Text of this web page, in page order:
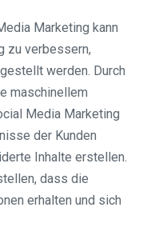
Marketing kann
zu verbessern,
werden. Durch
maschinellem
Media Marketing
der Kunden
Inhalte erstellen.
dass die
erhalten und sich